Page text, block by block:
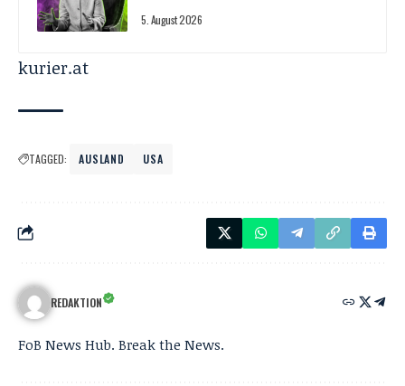
5. August 2026
kurier.at
TAGGED: AUSLAND USA
REDAKTION
FoB News Hub. Break the News.